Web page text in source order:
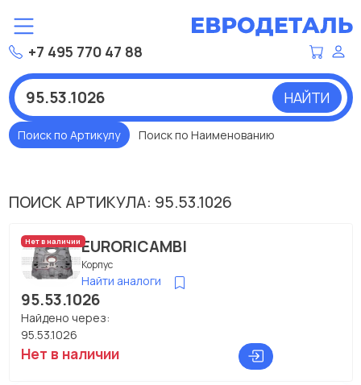
+7 495 770 47 88
НАЙТИ
Поиск по Артикулу Поиск по Наименованию
ПОИСК АРТИКУЛА: 95.53.1026
Нет в наличииEURORICAMBI
Корпус
Найти аналоги
95.53.1026
Найдено через:
95.53.1026
Нет в наличии